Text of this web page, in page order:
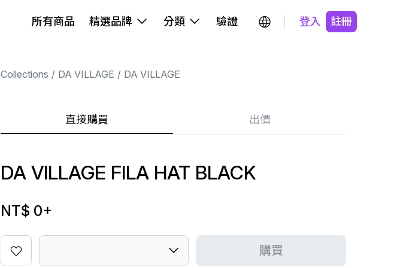
所有商品 精選品牌 分類 驗證 登入 註冊
Collections DA VILLAGE DA VILLAGE
直接購買 出價
DA VILLAGE FILA HAT BLACK
NT$ 0+
購買